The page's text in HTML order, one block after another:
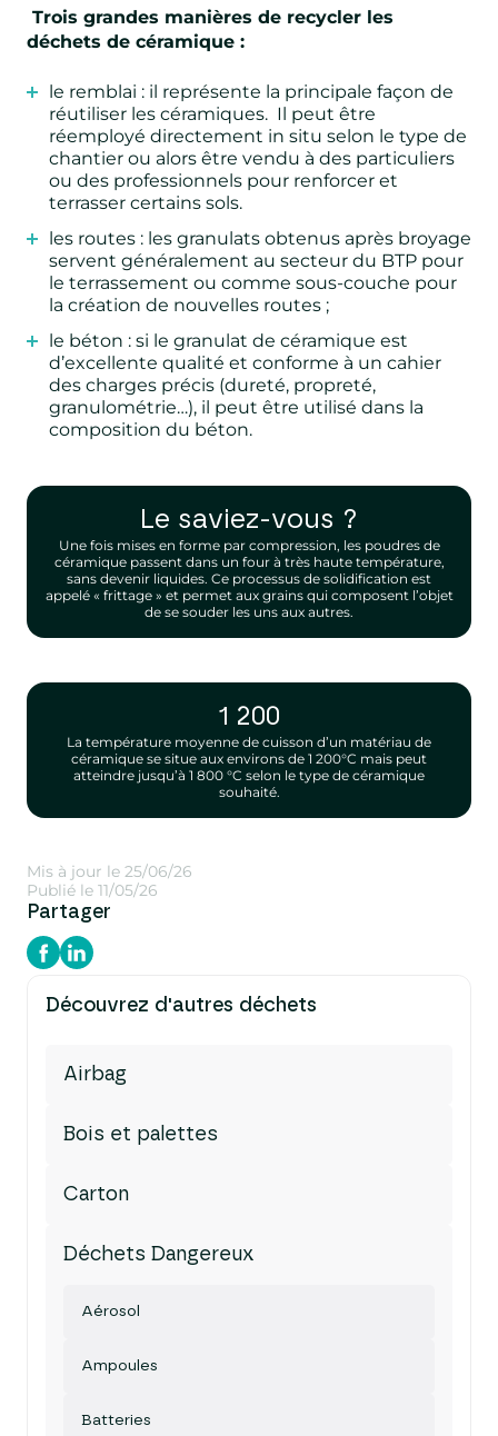
Trois grandes manières de recycler les
déchets de céramique :
le remblai : il représente la principale façon de
réutiliser les céramiques. Il peut être
réemployé directement in situ selon le type de
chantier ou alors être vendu à des particuliers
ou des professionnels pour renforcer et
terrasser certains sols.
les routes : les granulats obtenus après broyage
servent généralement au secteur du BTP pour
le terrassement ou comme sous-couche pour
la création de nouvelles routes ;
le béton : si le granulat de céramique est
d’excellente qualité et conforme à un cahier
des charges précis (dureté, propreté,
granulométrie…), il peut être utilisé dans la
composition du béton.
Le saviez-vous ?
Une fois mises en forme par compression, les poudres de
céramique passent dans un four à très haute température,
sans devenir liquides. Ce processus de solidification est
appelé « frittage » et permet aux grains qui composent l’objet
de se souder les uns aux autres.
1 200
La température moyenne de cuisson d’un matériau de
céramique se situe aux environs de 1 200°C mais peut
atteindre jusqu’à 1 800 °C selon le type de céramique
souhaité.
Mis à jour le 25/06/26
Publié le 11/05/26
Partager
Découvrez d'autres déchets
Airbag
Bois et palettes
Carton
Déchets Dangereux
Aérosol
Ampoules
Batteries